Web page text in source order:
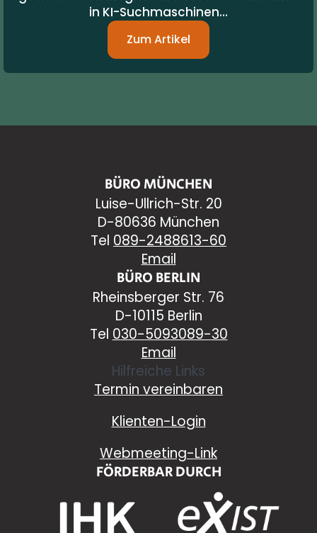
in KI-Suchmaschinen...
Zum Artikel
BÜRO MÜNCHEN
Luise-Ullrich-Str. 20
D-80636 München
Tel 089-2488613-60
Email
BÜRO BERLIN
Rheinsberger Str. 76
D-10115 Berlin
Tel 030-5093089-30
Email
Hilfreiche Links
Termin vereinbaren
Klienten-Login
Webmeeting-Link
FÖRDERBAR DURCH